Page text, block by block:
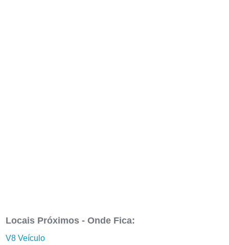
Locais Próximos - Onde Fica:
V8 Veículo